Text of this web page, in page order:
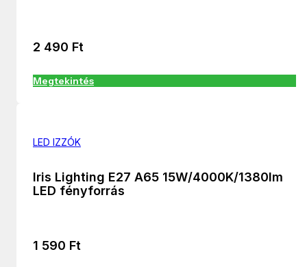
2 490 Ft
Megtekintés
LED IZZÓK
Iris Lighting E27 A65 15W/4000K/1380lm
LED fényforrás
1 590 Ft